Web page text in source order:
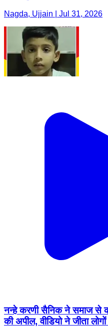
Nagda, Ujjain | Jul 31, 2026
नन्हे करणी सैनिक ने समाज से
की अपील, वीडियो ने जीता